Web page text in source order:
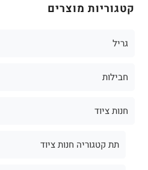
קטגוריות מוצרים
גריל
חבילות
חנות ציוד
תת קטגוריה חנות ציוד